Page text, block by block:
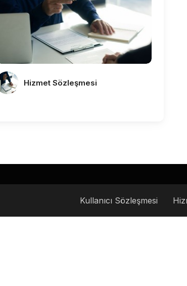
Hizmet Sözleşmesi
Kullanıcı Sözleşmesi